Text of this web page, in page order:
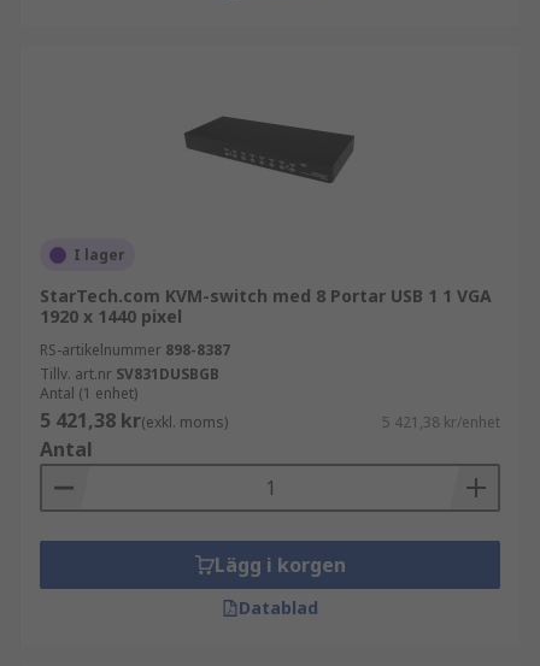
I lager
StarTech.com KVM-switch med 8 Portar USB 1 1 VGA
1920 x 1440 pixel
RS-artikelnummer 898-8387
Tillv. art.nr SV831DUSBGB
Antal (1 enhet)
5 421,38 kr(exkl. moms) 5 421,38 kr/enhet
Antal
Lägg i korgen
Datablad